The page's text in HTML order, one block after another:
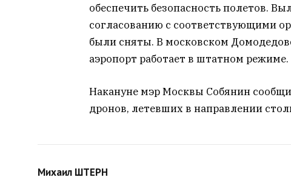
обеспечить безопасность полетов.
согласованию с соответствующими
были сняты. В московском
аэропорт работает в штатном режиме.
Накануне мэр Москвы Собянин
дронов, летевших в направлении
Михаил ШТЕРН